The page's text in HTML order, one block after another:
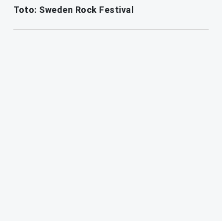
Toto: Sweden Rock Festival